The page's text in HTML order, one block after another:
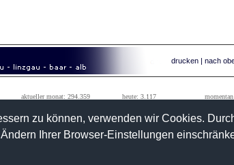
zu können, verwenden wir Cookies.
Ihrer Browser-Einstellungen
drucken| nach
aktueller monat: 294.359 heute: 3.117